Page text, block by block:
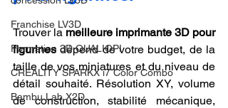
Franchise LV3D
Formation 3D QUALIOPI
CREALITY SPARKX i7 Color Combo
Bambu Lab X2D
Trouver la meilleure imprimante 3D pour
figurines dépend de votre budget, de la
taille de vos miniatures et du niveau de
détail souhaité. Résolution XY, volume
de construction, stabilité mécanique,